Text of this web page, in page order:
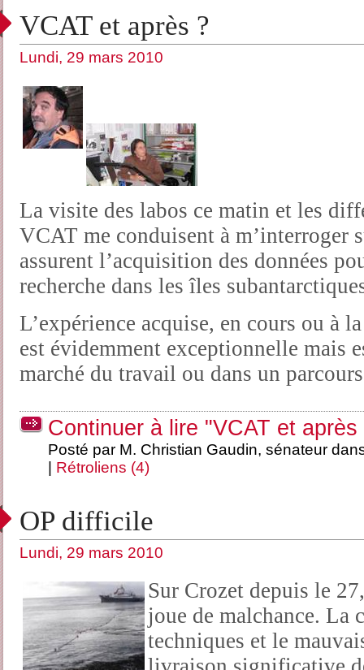
VCAT et après ?
Lundi, 29 mars 2010
La visite des labos ce matin et les
VCAT me conduisent à m’interroger
assurent l’acquisition des données
recherche dans les îles
L’expérience acquise, en cours ou à
est évidemment exceptionnelle mais
marché du travail ou dans un
Continuer à lire "VCAT et après
Posté par M. Christian Gaudin, sénateur
Rétroliens (4)
OP difficile
Lundi, 29 mars 2010
Sur Crozet depuis le
joue de malchance. La
techniques et le